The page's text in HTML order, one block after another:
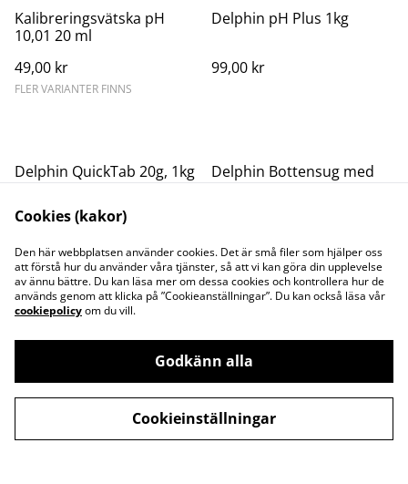
Kalibreringsvätska pH
10,01 20 ml
49,00 kr
FLER VARIANTER FINNS
Delphin pH Plus 1kg
99,00 kr
Delphin QuickTab 20g, 1kg
295,25 kr
Delphin Bottensug med
sidoborstar
Integritetspolicy
Cookiepolicy
Cookies (kakor)
Den här webbplatsen använder cookies. Det är små filer som hjälper oss
att förstå hur du använder våra tjänster, så att vi kan göra din upplevelse
av ännu bättre. Du kan läsa mer om dessa cookies och kontrollera hur de
används genom att klicka på ”Cookieanställningar”. Du kan också läsa vår
cookiepolicyom du vill.
Godkänn alla
Cookieinställningar